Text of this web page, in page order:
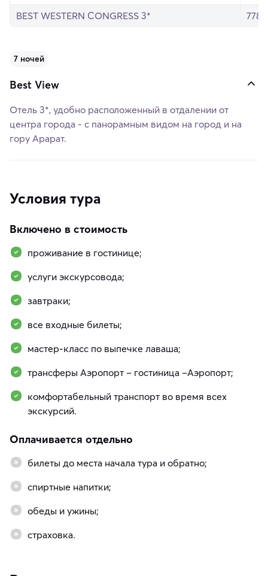
BEST WESTERN CONGRESS 3*
778
7 ночей
Best View
Отель 3*, удобно расположенный в отдалении от
центра города - с панорамным видом на город и на
гору Арарат.
Условия тура
Включено в стоимость
проживание в гостинице;
услуги экскурсовода;
завтраки;
все входные билеты;
мастер-класс по выпечке лаваша;
трансферы Аэропорт – гостиница –Аэропорт;
комфортабельный транспорт во время всех
экскурсий.
Оплачивается отдельно
билеты до места начала тура и обратно;
спиртные напитки;
обеды и ужины;
страховка.